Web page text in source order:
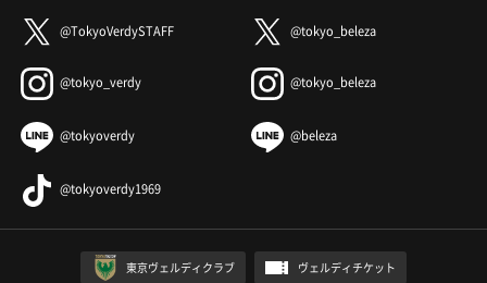
@TokyoVerdySTAFF @tokyo_beleza
@tokyo_verdy @tokyo_beleza
@tokyoverdy @beleza
@tokyoverdy1969
東京ヴェルディクラブ ヴェルディチケット